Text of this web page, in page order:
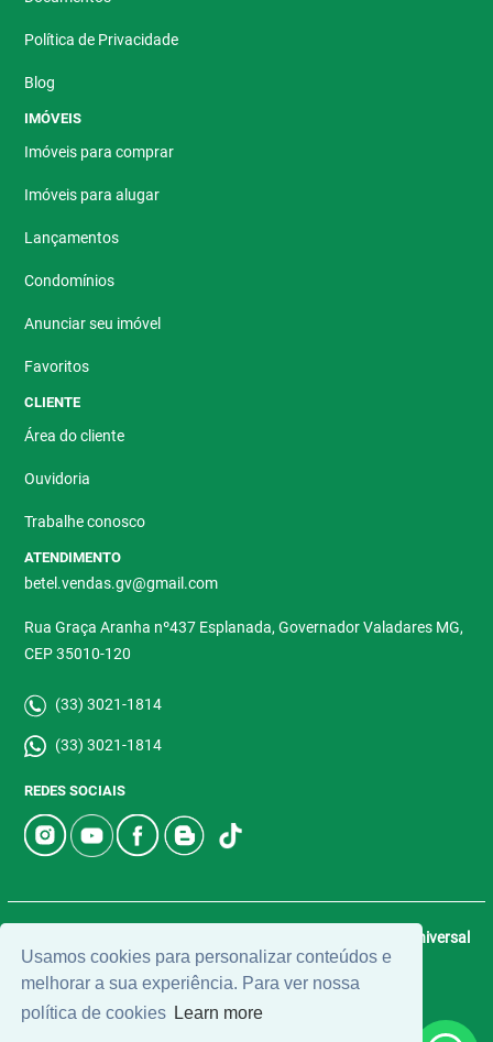
Usamos cookies para personalizar conteúdos e
melhorar a sua experiência. Para ver nossa
política de cookies Learn more
Política de Privacidade
Blog
IMÓVEIS
Imóveis para comprar
Imóveis para alugar
Lançamentos
Condomínios
Anunciar seu imóvel
Favoritos
CLIENTE
Área do cliente
Ouvidoria
Trabalhe conosco
ATENDIMENTO
betel.vendas.gv@gmail.com
Rua Graça Aranha nº437 Esplanada, Governador Valadares MG,
CEP 35010-120
(33) 3021-1814
(33) 3021-1814
REDES SOCIAIS
Universal
Software.